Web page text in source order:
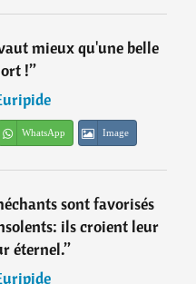
mieux qu'une belle
!”
WhatsApp Image
sont favorisés
ils croient leur
éternel.”